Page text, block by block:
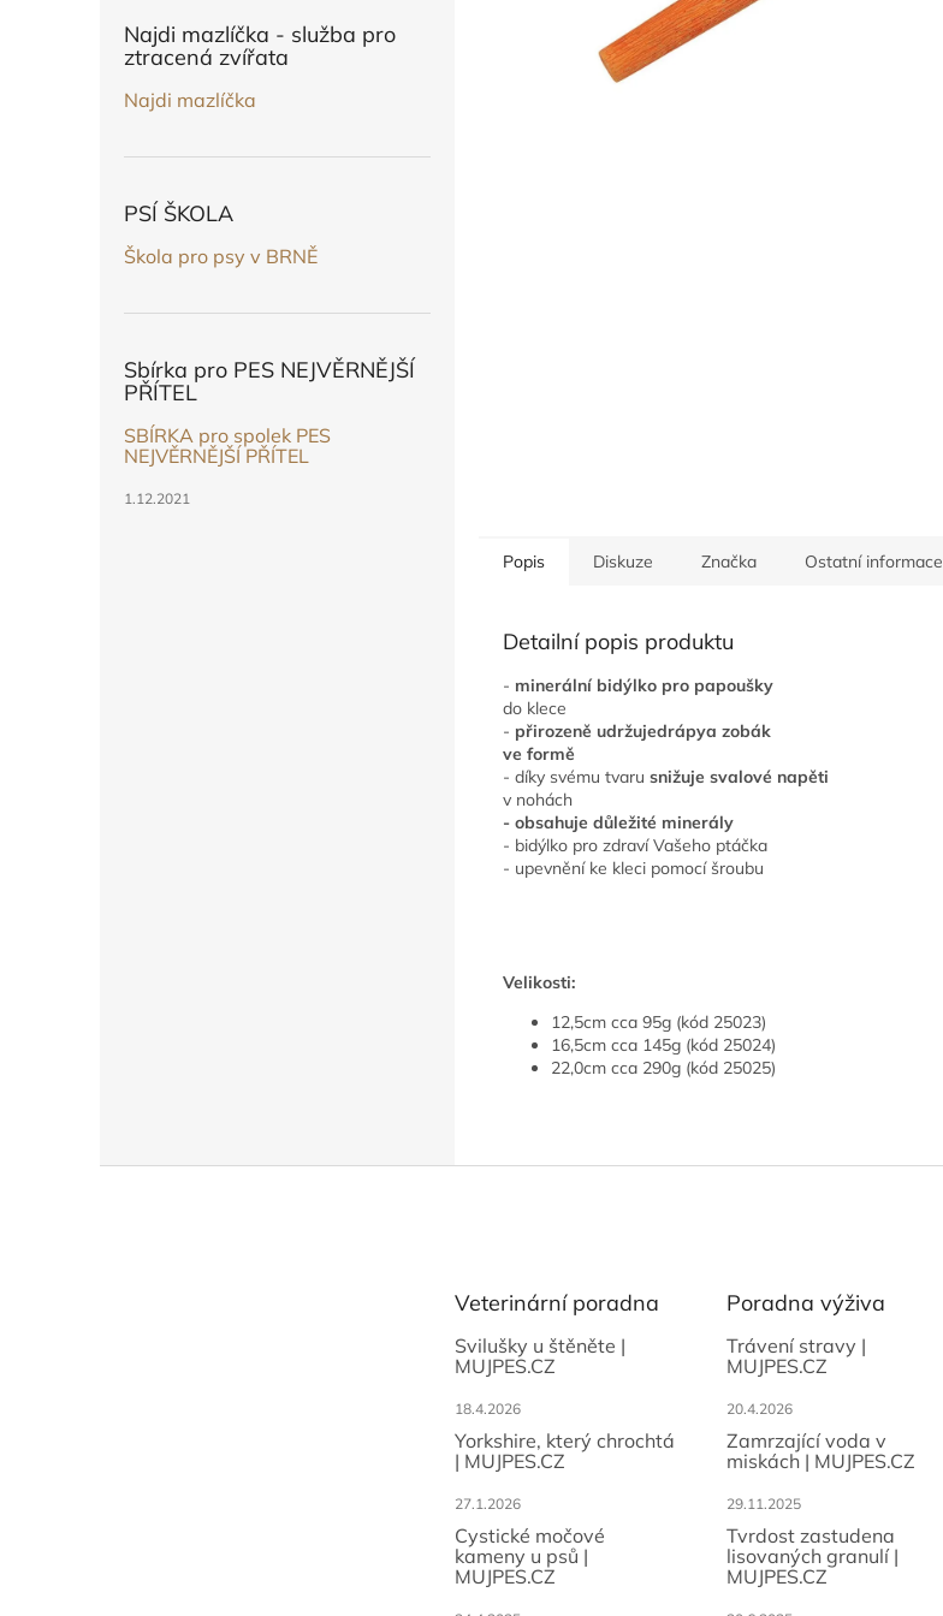
Najdi mazlíčka - služba pro
ztracená zvířata
Najdi mazlíčka
PSÍ ŠKOLA
Škola pro psy v BRNĚ
Sbírka pro PES NEJVĚRNĚJŠÍ
PŘÍTEL
SBÍRKA pro spolek PES
NEJVĚRNĚJŠÍ PŘÍTEL
1.12.2021
Popis Diskuze Značka Ostatní informace
Detailní popis produktu
- minerální bidýlko pro papoušky
do klece
- přirozeně udržujedrápya zobák
ve formě
- díky svému tvaru snižuje svalové napěti
v nohách
- obsahuje důležité minerály
- bidýlko pro zdraví Vašeho ptáčka
- upevnění ke kleci pomocí šroubu
Velikosti:
12,5cm cca 95g (kód 25023)
16,5cm cca 145g (kód 25024)
22,0cm cca 290g (kód 25025)
Veterinární poradna
Svilušky u štěněte |
MUJPES.CZ
18.4.2026
Yorkshire, který chrochtá
| MUJPES.CZ
27.1.2026
Cystické močové
kameny u psů |
MUJPES.CZ
Poradna výživa
Trávení stravy |
MUJPES.CZ
20.4.2026
Zamrzající voda v
miskách | MUJPES.CZ
29.11.2025
Tvrdost zastudena
lisovaných granulí |
MUJPES.CZ